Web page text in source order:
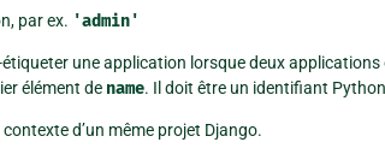
par ex. 'admin'
une application lorsque deux
élément de name. Il doit être un identifiant
d’un même projet Django.